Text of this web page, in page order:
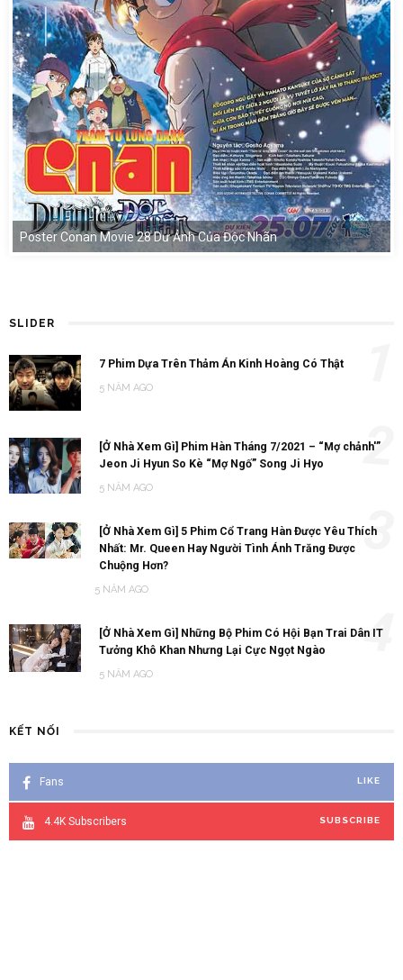
Poster Conan Movie 28 Dư Ảnh Của Độc Nhãn
SLIDER
7 Phim Dựa Trên Thảm Án Kinh Hoàng Có Thật
5 NĂM AGO
[Ở Nhà Xem Gì] Phim Hàn Tháng 7/2021 – “Mợ chảnh'”
Jeon Ji Hyun So Kè “Mợ Ngố” Song Ji Hyo
5 NĂM AGO
2
[Ở Nhà Xem Gì] 5 Phim Cổ Trang Hàn Được Yêu Thích
Nhất: Mr. Queen Hay Người Tình Ánh Trăng Được
Chuộng Hơn?
5 NĂM AGO
3
[Ở Nhà Xem Gì] Những Bộ Phim Có Hội Bạn Trai Dân IT
Tưởng Khô Khan Nhưng Lại Cực Ngọt Ngào
5 NĂM AGO
4
KẾT NỐI
Fans LIKE
4.4K Subscribers SUBSCRIBE